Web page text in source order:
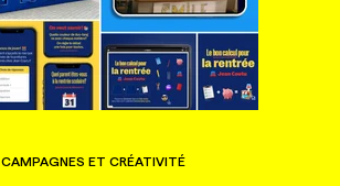
CAMPAGNES ET CRÉATIVITÉ